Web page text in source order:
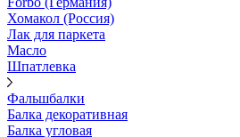
Хомакол (Россия)
Лак для паркета
Масло
Шпатлевка
Фальшбалки
Балка декоративная
Балка угловая